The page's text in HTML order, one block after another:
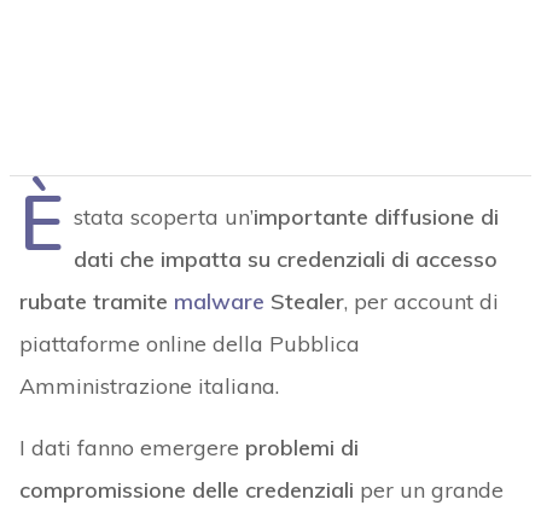
È stata scoperta un’importante diffusione di
dati che impatta su credenziali di accesso
rubate tramite malware Stealer, per account di
piattaforme online della Pubblica
Amministrazione italiana.
I dati fanno emergere problemi di
compromissione delle credenziali per un grande